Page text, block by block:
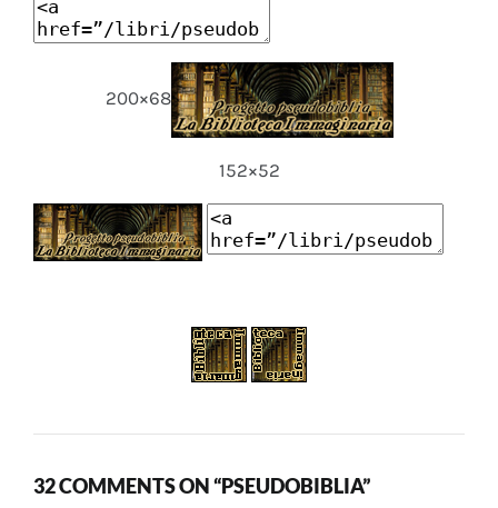
200×68
152×52
32 COMMENTS ON “PSEUDOBIBLIA”